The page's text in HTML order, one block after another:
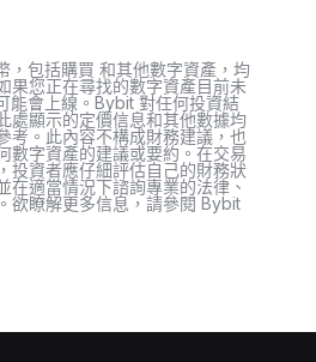
，包括購買 和其他數字資產，均
果您正在尋找的數字資產目前未
能會上線。Bybit 對任何投資結
處顯示的定價信息和其他數據均
考。此內容不構成財務建議，也
數字資產的建議或要約。在交易
投資者應仔細評估自己的財務狀
在適當情況下諮詢專業的法律、
欲瞭解更多信息，請參閱 Bybit